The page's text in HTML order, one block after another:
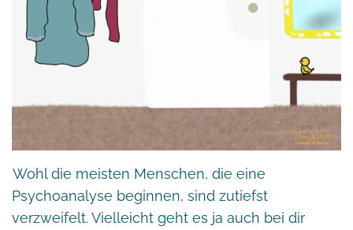
Wohl die meisten Menschen, die eine
Psychoanalyse beginnen, sind zutiefst
verzweifelt. Vielleicht geht es ja auch bei dir